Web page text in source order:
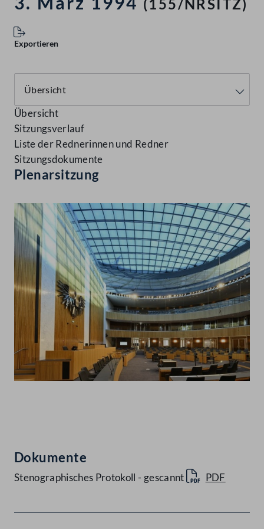
(155/NRSITZ)
Exportieren
Übersicht
Sitzungsverlauf
Liste der Rednerinnen und Redner
Sitzungsdokumente
Plenarsitzung
Dokumente
Stenographisches Protokoll - gescannt PDF